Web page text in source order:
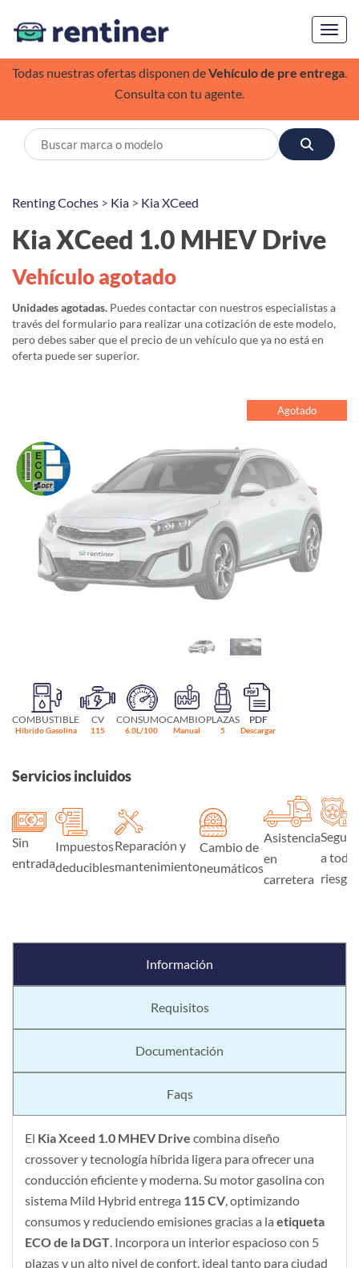
Todas nuestras ofertas disponen deVehículo de pre entrega.
Consulta con tu agente.
Renting Coches > Kia > Kia XCeed
Kia XCeed 1.0 MHEV Drive
Vehículo agotado
Unidades agotadas. Puedes contactar con nuestros especialistas a
través del formulario para realizar una cotización de este modelo,
pero debes saber que el precio de un vehículo que ya no está en
oferta puede ser superior.
Agotado
COMBUSTIBLE
Híbrido Gasolina
CV
115
CONSUMO
6.0L/100
CAMBIO
Manual
PLAZAS
5
PDF
Descargar
Servicios incluidos
Sin
entrada
Impuestos
deducibles
Reparación y
mantenimiento
Cambio de
neumáticos
Asistencia
en
carretera
Seguro
a todo
riesgo
Información
Requisitos
Documentación
Faqs
El Kia Xceed 1.0 MHEV Drive combina diseño
crossover y tecnología híbrida ligera para ofrecer una
conducción eficiente y moderna. Su motor gasolina con
sistema Mild Hybrid entrega 115 CV, optimizando
consumos y reduciendo emisiones gracias a la etiqueta
ECO de la DGT. Incorpora un interior espacioso con 5
plazas y un alto nivel de confort, ideal tanto para ciudad